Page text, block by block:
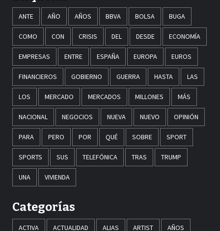
ANTE AÑO AÑOS BBVA BOLSA BUGA
COMO CON CRISIS DEL DESDE ECONOMÍA
EMPRESAS ENTRE ESPAÑA EUROPA EUROS
FINANCIEROS GOBIERNO GUERRA HASTA LAS
LOS MERCADO MERCADOS MILLONES MÁS
NACIONAL NEGOCIOS NUEVA NUEVO OPINIÓN
PARA PERO POR QUÉ SOBRE SPORT
SPORTS SUS TELEFÓNICA TRAS TRUMP
UNA VIVIENDA
Categorías
ACTIVA ACTUALIDAD ALIAS ARTIST AÑOS